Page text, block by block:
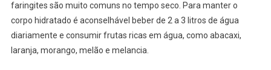
faringites são muito comuns no tempo seco. Para manter o
corpo hidratado é aconselhável beber de 2 a 3 litros de água
diariamente e consumir frutas ricas em água, como abacaxi,
laranja, morango, melão e melancia.